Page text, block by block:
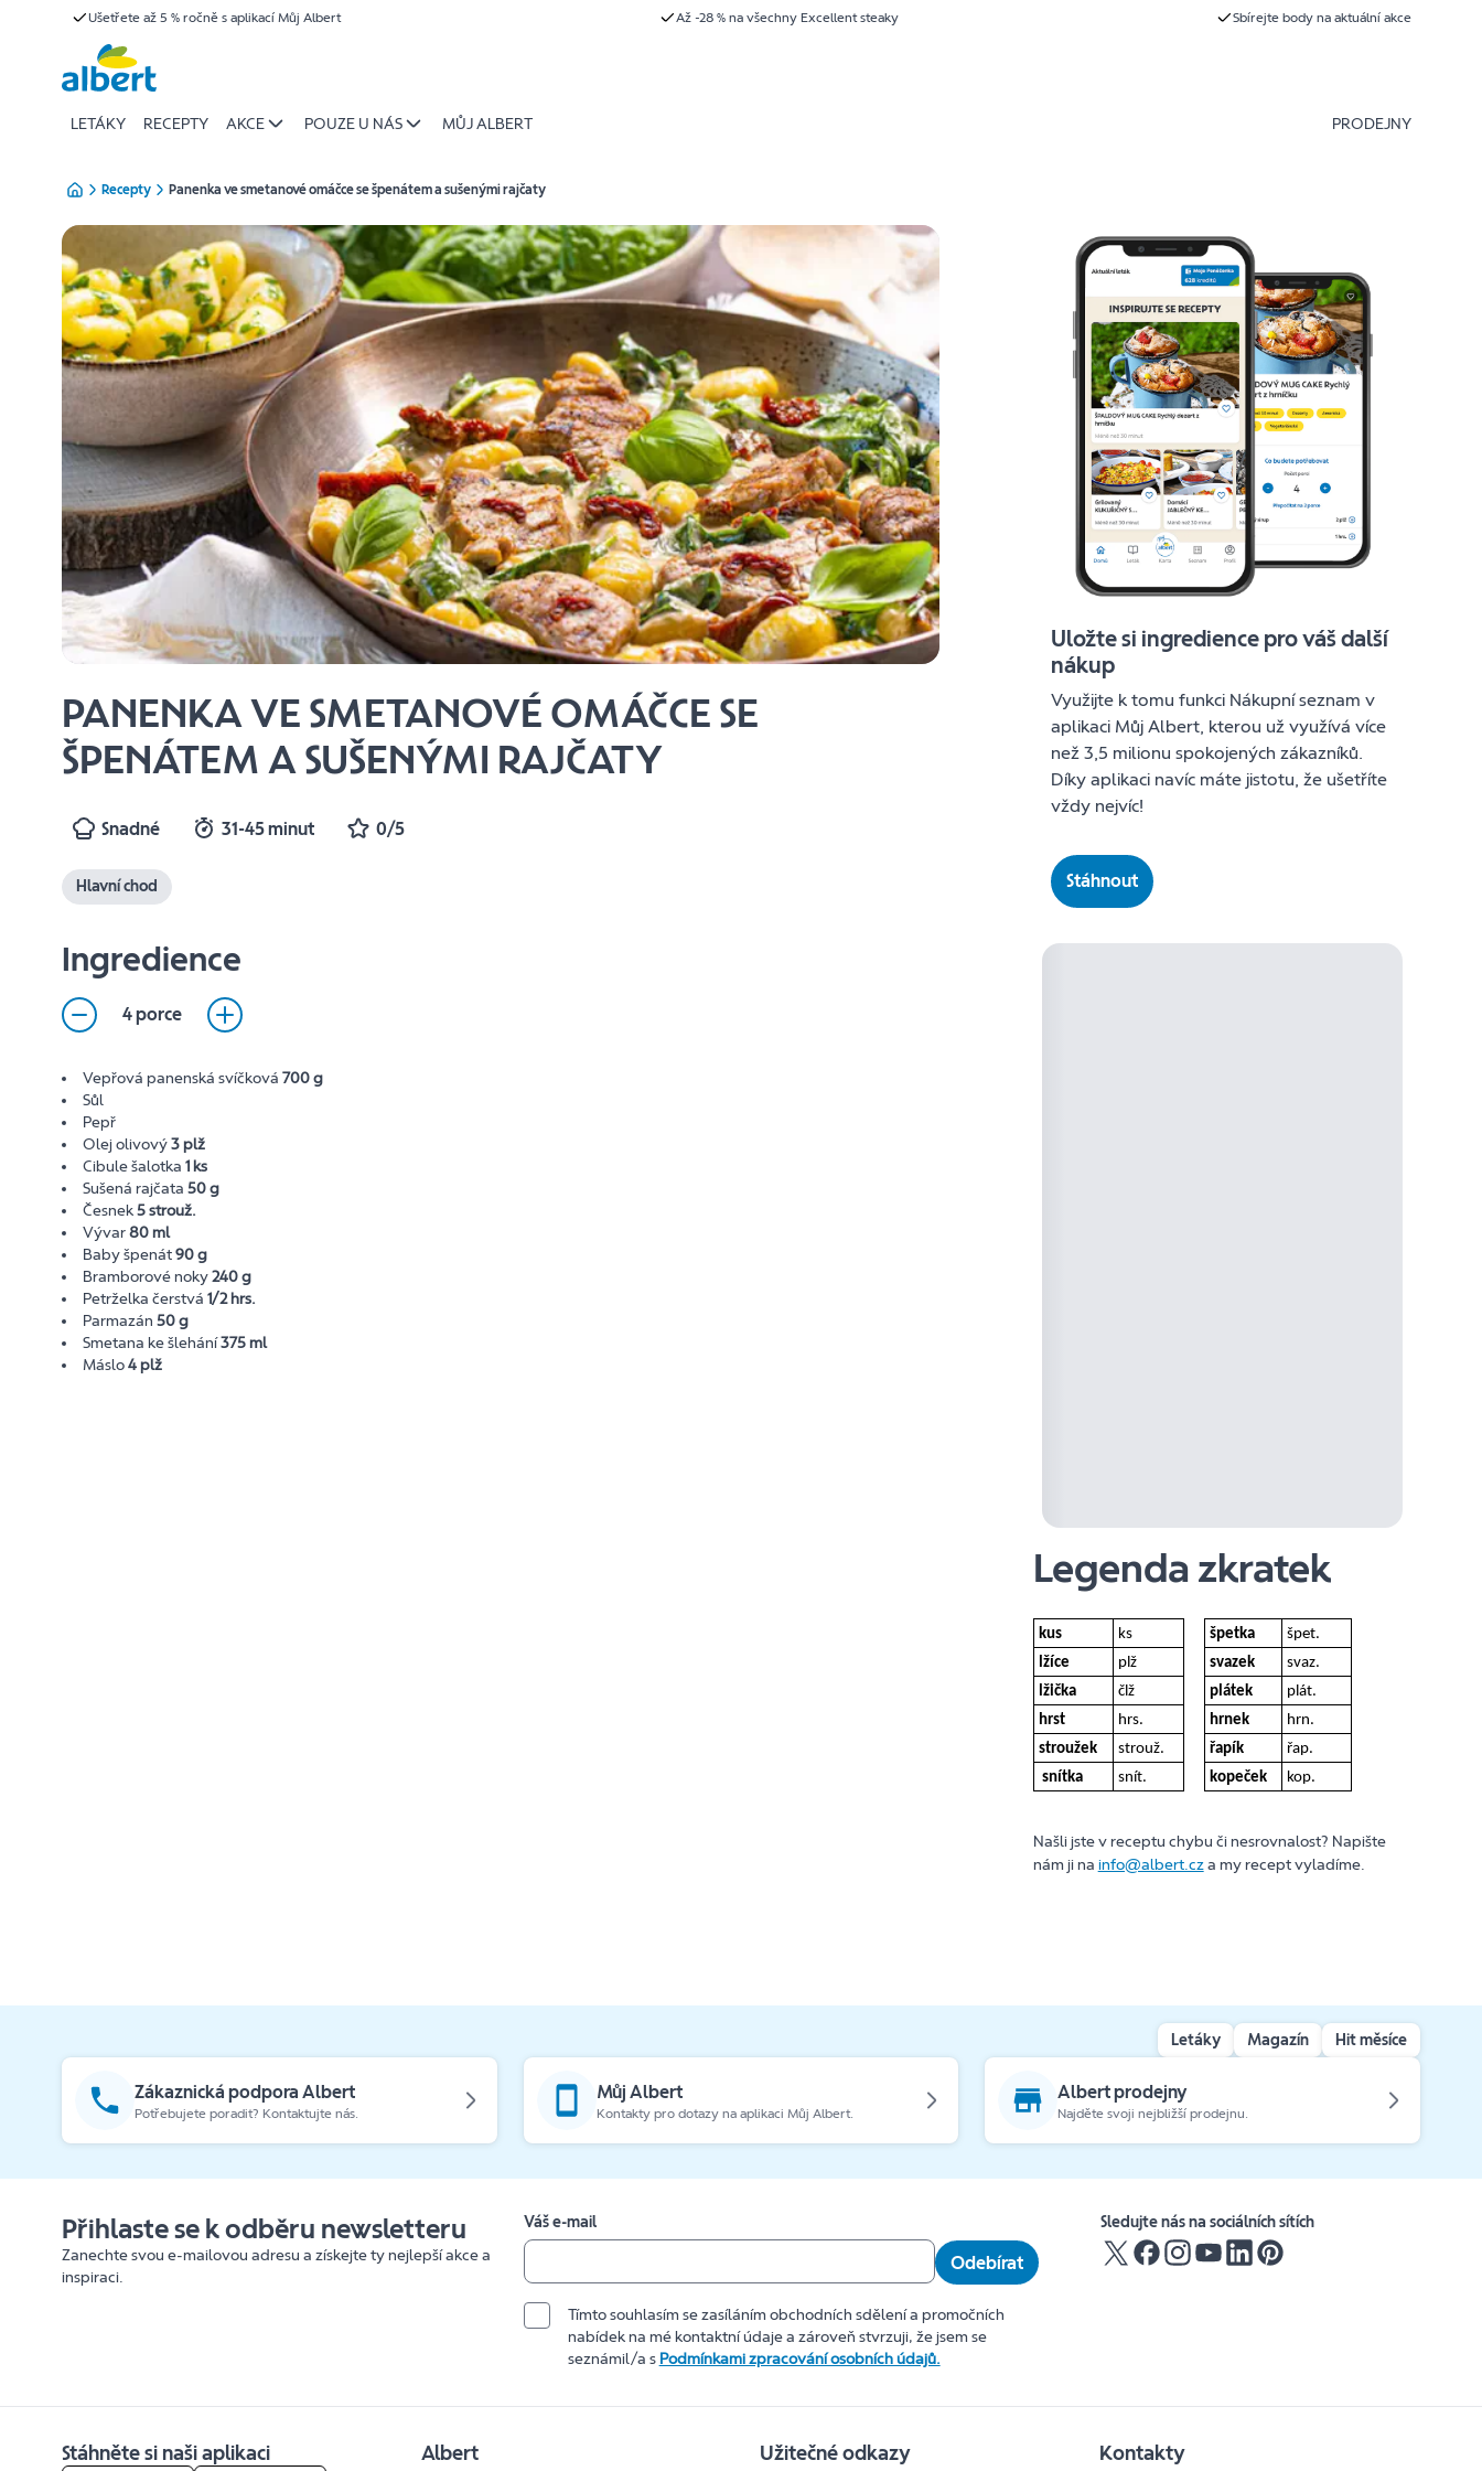
Ušetřete až 5 % ročně s aplikací Můj Albert Až -28 % na všechny Excellent steaky Sbírejte body na aktuální akce
LETÁKY RECEPTY AKCE POUZE U NÁS MŮJ ALBERT PRODEJNY
Recepty Panenka ve smetanové omáčce se špenátem a sušenými rajčaty
PANENKA VE SMETANOVÉ OMÁČCE SE
ŠPENÁTEM A SUŠENÝMI RAJČATY
Snadné 31-45 minut 0/5
Hlavní chod
Ingredience
4 porce
Vepřová panenská svíčková700 g
Sůl
Pepř
Olej olivový3 plž
Cibule šalotka1 ks
Sušená rajčata50 g
Česnek5 strouž.
Vývar80 ml
Baby špenát90 g
Bramborové noky240 g
Petrželka čerstvá1/2 hrs.
Parmazán50 g
Smetana ke šlehání375 ml
Máslo4 plž
Uložte si ingredience pro váš další
nákup
Využijte k tomu funkci Nákupní seznam v
aplikaci Můj Albert, kterou už využívá více
než 3,5 milionu spokojených zákazníků.
Díky aplikaci navíc máte jistotu, že ušetříte
vždy nejvíc!
Stáhnout
Legenda zkratek
kus ks špetka
špet.
lžíce
plž svazek
svaz.
lžička
člž plátek
plát.
hrst
hrs. hrnek
hrn.
stroužek
strouž. řapík
řap.
snítka
snít. kopeček kop.
Našli jste v receptu chybu či nesrovnalost? Napište
nám ji na info@albert.cza my recept vyladíme.
Letáky Magazín Hit měsíce
Zákaznická podpora Albert
Potřebujete poradit? Kontaktujte nás.
Můj Albert
Kontakty pro dotazy na aplikaci Můj Albert.
Albert prodejny
Najděte svoji nejbližší prodejnu.
Přihlaste se k odběru newsletteru
Zanechte svou e-mailovou adresu a získejte ty nejlepší akce a
inspiraci.
Váš e-mail
Odebírat
Tímto souhlasím se zasíláním obchodních sdělení a promočních
nabídek na mé kontaktní údaje a zároveň stvrzuji, že jsem se
seznámil/a s Podmínkami zpracování osobních údajů.
Sledujte nás na sociálních sítích
Stáhněte si naši aplikaci Albert Užitečné odkazy Kontakty